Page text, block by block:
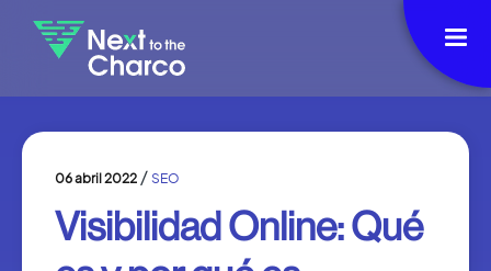
06 abril 2022 / SEO
Visibilidad Online: Qué